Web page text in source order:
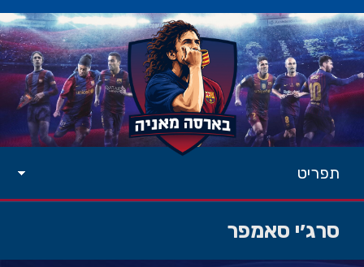
תפריט
סרג׳י סאמפר